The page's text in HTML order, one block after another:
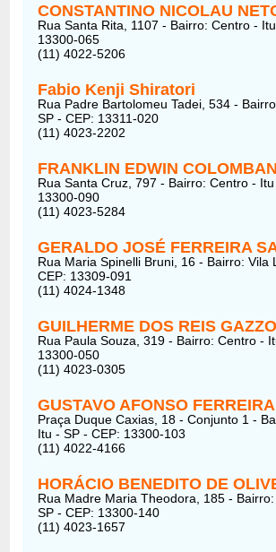
CONSTANTINO NICOLAU
Rua Santa Rita, 1107 - Bairro: Centro -
13300-065
(11) 4022-5206
Fabio Kenji Shiratori
Rua Padre Bartolomeu Tadei, 534 -
SP - CEP: 13311-020
(11) 4023-2202
FRANKLIN EDWIN
Rua Santa Cruz, 797 - Bairro: Centro -
13300-090
(11) 4023-5284
GERALDO JOSÉ FERREIRA
Rua Maria Spinelli Bruni, 16 - Bairro: Vila
CEP: 13309-091
(11) 4024-1348
GUILHERME DOS REIS
Rua Paula Souza, 319 - Bairro: Centro -
13300-050
(11) 4023-0305
GUSTAVO AFONSO FERREIRA
Praça Duque Caxias, 18 - Conjunto 1 -
Itu - SP - CEP: 13300-103
(11) 4022-4166
HORÁCIO BENEDITO DE
Rua Madre Maria Theodora, 185 -
SP - CEP: 13300-140
(11) 4023-1657